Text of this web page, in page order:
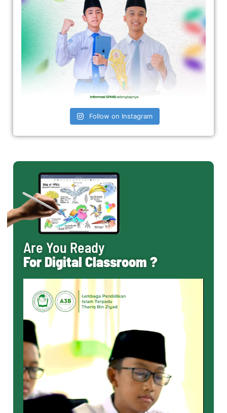
Follow on Instagram
Are You Ready
For Digital Classroom ?